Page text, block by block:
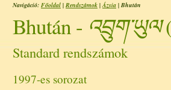
Navigáció: Főoldal | Rendszámok |Ázsia | Bhután
Bhután - འབྲུག་ཡུལ
Standard rendszámok
1997-es sorozat